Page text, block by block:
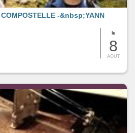
le
8
AOUT
-&nbsp;YANN